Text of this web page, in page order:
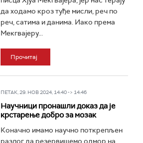
да ходамо кроз туђе мисли, реч по
реч, сатима и данима. Иако према
Мекгвајеру...
Прочитај
ПЕТАК, 29. НОВ 2024, 14:40 -> 14:46
Научници пронашли доказ да је
крстарење добро за мозак
Коначно имамо научно поткрепљен
разлог да резервишемо одмор на